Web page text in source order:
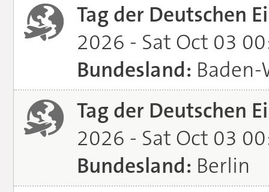
Tag der Deutschen
2026 - Sat Oct 03
Bundesland:
Tag der Deutschen
2026 - Sat Oct 03
Bundesland: Berlin